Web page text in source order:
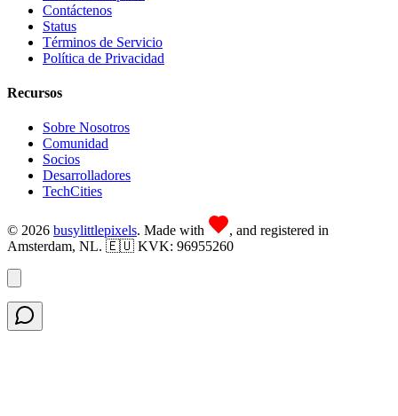
Contáctenos
Status
Términos de Servicio
Política de Privacidad
Recursos
Sobre Nosotros
Comunidad
Socios
Desarrolladores
TechCities
© 2026 busylittlepixels. Made with
, and registered in
Amsterdam, NL. 🇪🇺 KVK: 96955260